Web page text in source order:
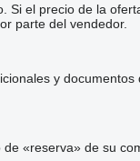
el precio de la
parte del vendedor.
y
«reserva» de su